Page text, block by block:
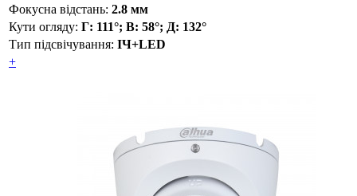
Фокусна відстань: 2.8 мм
Кути огляду: Г: 111°; В: 58°; Д: 132°
Тип підсвічування: ІЧ+LED
+